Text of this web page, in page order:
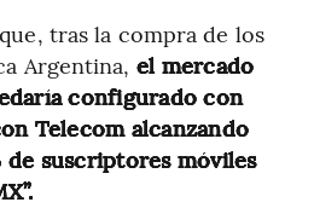
tras la compra de los
Argentina, el mercado
configurado con
Telecom alcanzando
de suscriptores móviles